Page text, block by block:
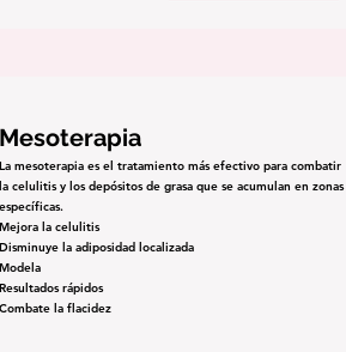
Mesoterapia
La mesoterapia es el tratamiento más efectivo para combatir
la celulitis y los depósitos de grasa que se acumulan en zonas
específicas.
Mejora la celulitis
Disminuye la adiposidad localizada
Modela
Resultados rápidos
Combate la flacidez